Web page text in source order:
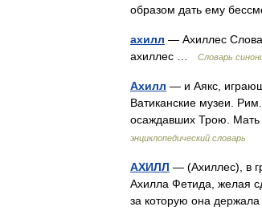
образом дать ему
ахилл — Ахиллес
ахиллес …
Словарь
Ахилл — и Аякс,
Ватиканские музеи.
осаждавших Трою.
энциклопедический словарь
АХИЛЛ — (Ахиллес), в
Ахилла Фетида, желая
за которую она